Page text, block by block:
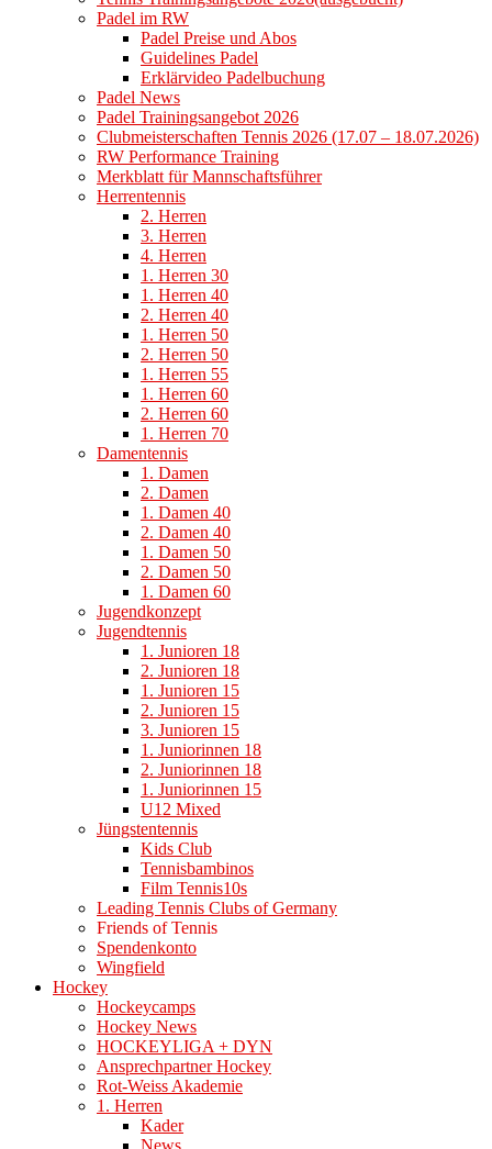
Padel im RW
Padel Preise und Abos
Guidelines Padel
Erklärvideo Padelbuchung
Padel News
Padel Trainingsangebot 2026
Clubmeisterschaften Tennis 2026 (17.07 – 18.07.2026)
RW Performance Training
Merkblatt für Mannschaftsführer
Herrentennis
2. Herren
3. Herren
4. Herren
1. Herren 30
1. Herren 40
2. Herren 40
1. Herren 50
2. Herren 50
1. Herren 55
1. Herren 60
2. Herren 60
1. Herren 70
Damentennis
1. Damen
2. Damen
1. Damen 40
2. Damen 40
1. Damen 50
2. Damen 50
1. Damen 60
Jugendkonzept
Jugendtennis
1. Junioren 18
2. Junioren 18
1. Junioren 15
2. Junioren 15
3. Junioren 15
1. Juniorinnen 18
2. Juniorinnen 18
1. Juniorinnen 15
U12 Mixed
Jüngstentennis
Kids Club
Tennisbambinos
Film Tennis10s
Leading Tennis Clubs of Germany
Friends of Tennis
Spendenkonto
Wingfield
Hockey
Hockeycamps
Hockey News
HOCKEYLIGA + DYN
Ansprechpartner Hockey
Rot-Weiss Akademie
1. Herren
Kader